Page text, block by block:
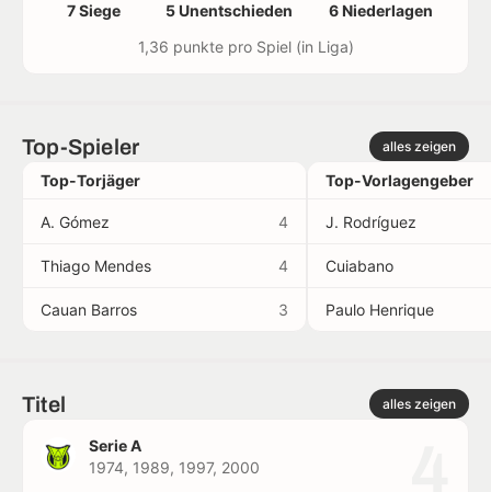
7 Siege 5 Unentschieden
6 Niederlagen
1,36 punkte pro Spiel (in Liga)
Top-Spieler alles zeigen
Top-Torjäger
A. Gómez 4
Thiago Mendes 4
Cauan Barros 3
Top-Vorlagengeber
J. Rodríguez
Cuiabano
Paulo Henrique
Titel alles zeigen
Serie A
1974, 1989, 1997, 2000